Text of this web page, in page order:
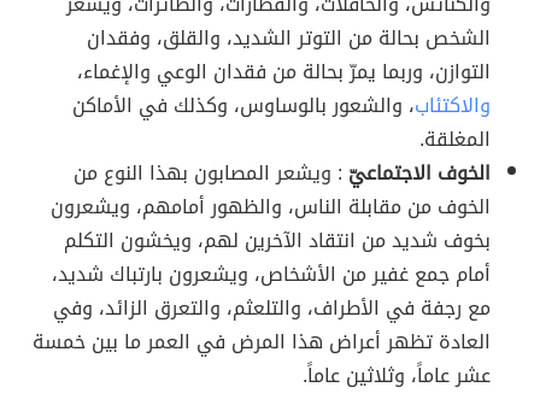
الشخص بحالة من التوتر الشديد، والقلق، وفقدان
التوازن، وربما يمرّ بحالة من فقدان الوعي والإغماء،
والاكتئاب، والشعور بالوساوس، وكذلك في الأماكن
المغلقة.
الخوف الاجتماعيّ : ويشعر المصابون بهذا النوع من
الخوف من مقابلة الناس، والظهور أمامهم، ويشعرون
بخوف شديد من انتقاد الآخرين لهم، ويخشون التكلم
أمام جمع غفير من الأشخاص، ويشعرون بارتباك شديد،
مع رجفة في الأطراف، والتلعثم، والتعرق الزائد، وفي
العادة تظهر أعراض هذا المرض في العمر ما بين خمسة
عشر عاماً، وثلاثين عاماً.